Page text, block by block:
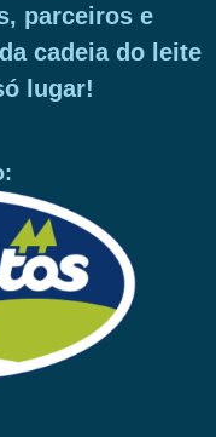
parceiros e
cadeia do leite
lugar!